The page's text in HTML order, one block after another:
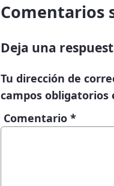
Comentarios
Deja una
Tu dirección de
campos obligatorios
Comentario *